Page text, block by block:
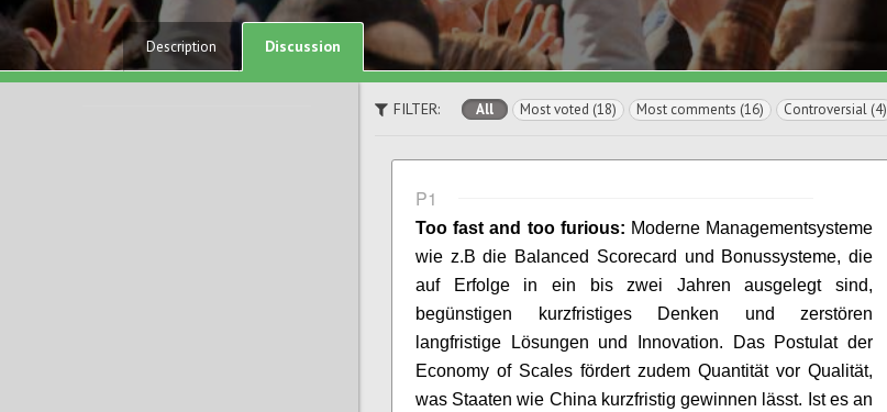
Description
Discussion
FILTER: All Most voted (18) Most comments (16) Controversial (4)
P1
Too fast and too furious: Moderne Managementsysteme
wie z.B die Balanced Scorecard und Bonussysteme, die
auf Erfolge in ein bis
zwei Jahren ausgelegt sind,
begünstigen kurzfristiges Denken und
zerstören
langfristige Lösungen und Innovation. Das Postulat der
Economy of Scales fördert zudem Quantität vor Qualität,
was Staaten wie China kurzfristig gewinnen lässt. Ist es an